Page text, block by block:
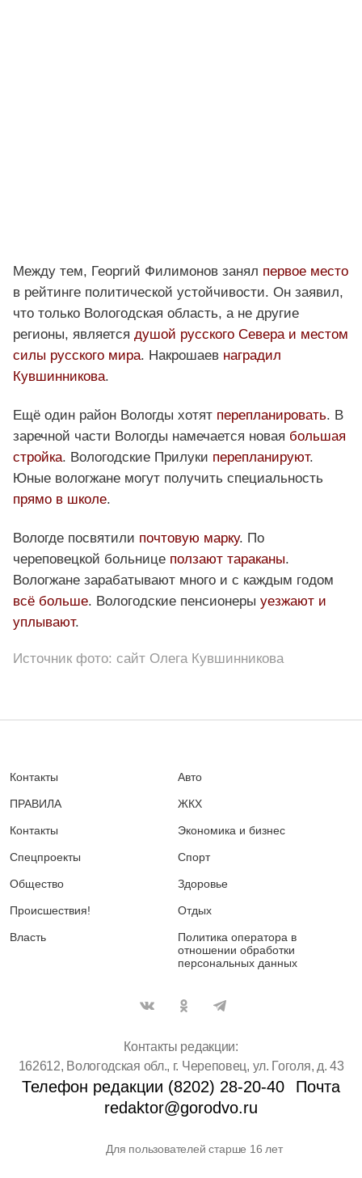
Между тем, Георгий Филимонов занял первое место
в рейтинге политической устойчивости. Он заявил,
что только Вологодская область, а не другие
регионы, является душой русского Севера и местом
силы русского мира. Накрошаев наградил
Кувшинникова.
Ещё один район Вологды хотят перепланировать. В
заречной части Вологды намечается новая большая
стройка. Вологодские Прилуки перепланируют.
Юные вологжане могут получить специальность
прямо в школе.
Вологде посвятили почтовую марку. По
череповецкой больнице ползают тараканы.
Вологжане зарабатывают много и с каждым годом
всё больше. Вологодские пенсионеры уезжают и
уплывают.
Источник фото: сайт Олега Кувшинникова
Контакты
ПРАВИЛА
Контакты
Спецпроекты
Общество
Происшествия!
Власть
Авто
ЖКХ
Экономика и бизнес
Спорт
Здоровье
Отдых
Политика оператора в
отношении обработки
персональных данных
Контакты редакции:
162612, Вологодская обл., г. Череповец, ул. Гоголя, д. 43
Телефон редакции (8202) 28-20-40
Почта
redaktor@gorodvo.ru
Для пользователей старше 16 лет